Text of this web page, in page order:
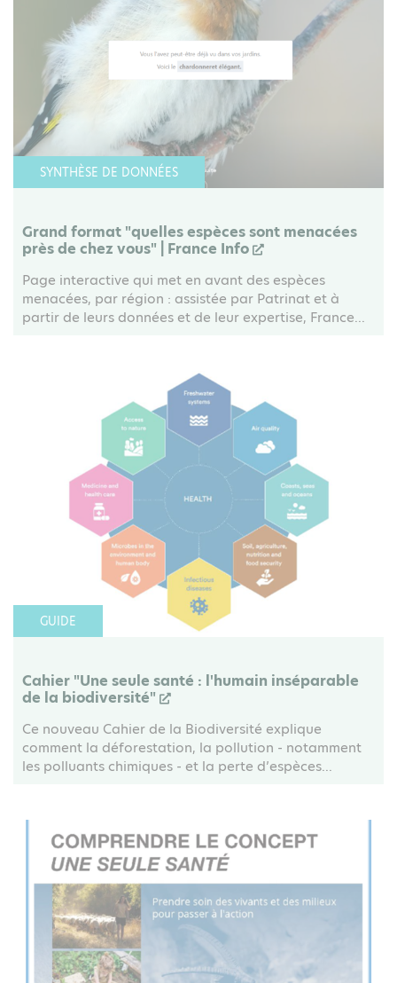
SYNTHÈSE DE DONNÉES
Grand format "quelles espèces sont menacées
près de chez vous" | France Info
Page interactive qui met en avant des espèces
menacées, par région : assistée par Patrinat et à
partir de leurs données et de leur expertise, France...
GUIDE
Cahier "Une seule santé : l'humain inséparable
de la biodiversité"
Ce nouveau Cahier de la Biodiversité explique
comment la déforestation, la pollution - notamment
les polluants chimiques - et la perte d’espèces...